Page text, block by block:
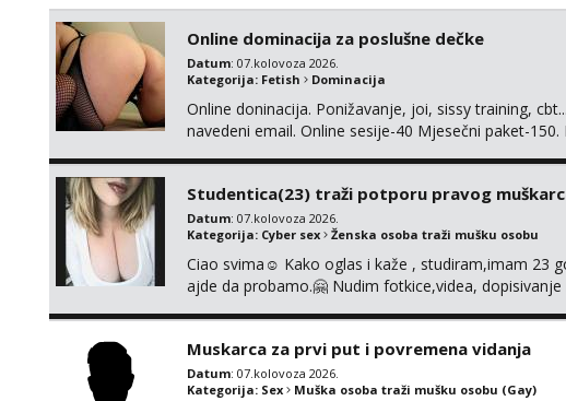
Online dominacija za poslušne dečke
Datum: 07.kolovoza 2026.
Kategorija: Fetish Dominacija
Online doninacija. Ponižavanje, joi, sissy training,
navedeni email. Online sesije-40 Mjesečni paket-
Studentica(23) traži potporu pravog
Datum: 07.kolovoza 2026.
Kategorija: Cyber sex Ženska osoba traži mušku osobu
Ciao svima☺️ Kako oglas i kaže , studiram,imam 23
ajde da probamo.🤗 Nudim fotkice,videa,
Muskarca za prvi put i povremena vidanja
Datum: 07.kolovoza 2026.
Kategorija: Sex Muška osoba traži mušku osobu (Gay)